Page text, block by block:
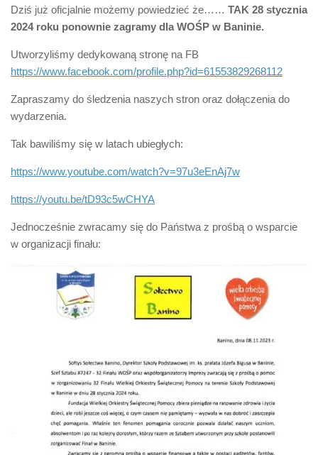
Dziś już oficjalnie możemy powiedzieć że…… TAK 28 stycznia
2024 roku ponownie zagramy dla WOŚP w Baninie.
Utworzyliśmy dedykowaną stronę na FB
https://www.facebook.com/profile.php?id=61553829268112
Zapraszamy do śledzenia naszych stron oraz dołączenia do
wydarzenia.
Tak bawiliśmy się w latach ubiegłych:
https://www.youtube.com/watch?v=97u3eEnAj7w
https://youtu.be/tD93c5wCHYA
Jednocześnie zwracamy się do Państwa z prośbą o wsparcie
w organizacji finału: